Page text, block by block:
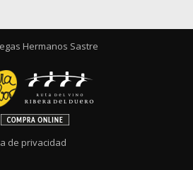
Hermanos Sastre
de privacidad